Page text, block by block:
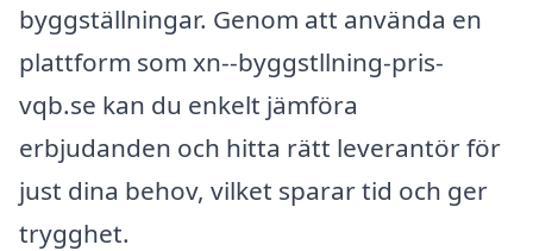
byggställningar. Genom att använda en
plattform som xn--byggstllning-pris-
vqb.se kan du enkelt jämföra
erbjudanden och hitta rätt leverantör för
just dina behov, vilket sparar tid och ger
trygghet.